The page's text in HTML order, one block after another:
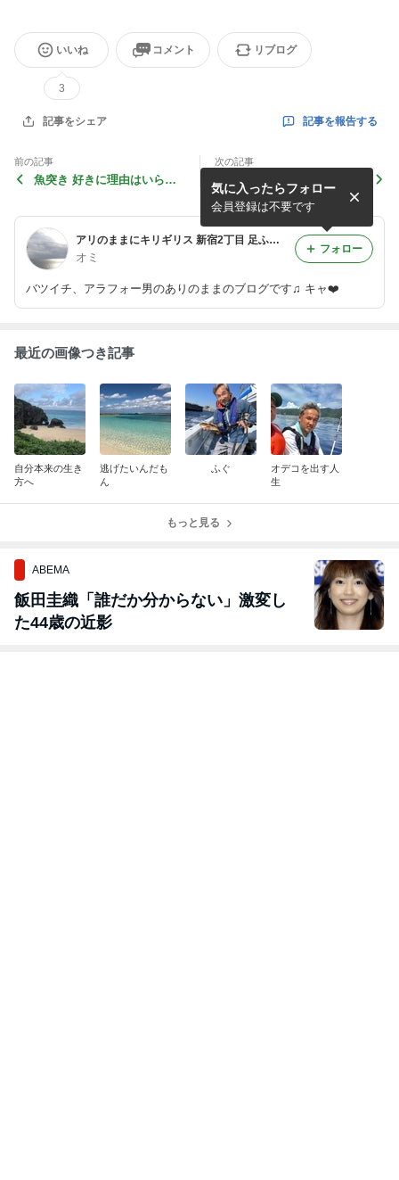
いいね
3
コメント リブログ
記事をシェア 記事を報告する
前の記事
魚突き 好きに理由はいらね
次の記事
アリのままにキリギリス 新宿2丁目 足ふみ堂
オミ
バツイチ、アラフォー男のありのままのブログです♫ キャ❤️
気に入ったらフォロー
会員登録は不要です
フォロー
最近の画像つき記事
自分本来の生き
方へ
逃げたいんだも
ん
ふぐ
オデコを出す人
生
もっと見る
ABEMA
飯田圭織「誰だか分からない」激変し
た44歳の近影